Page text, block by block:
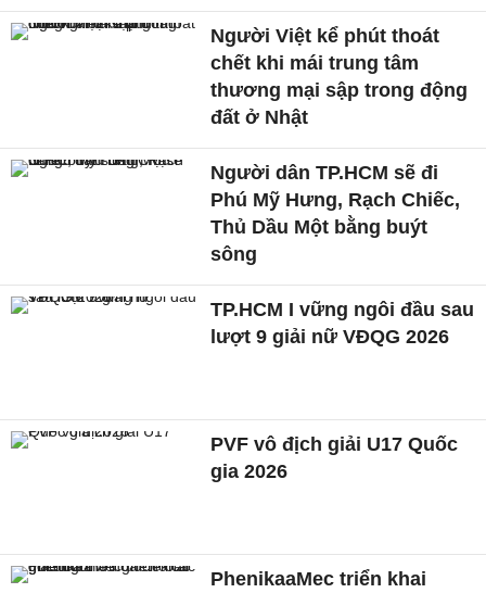
Người Việt kể phút thoát
chết khi mái trung tâm
thương mại sập trong động
đất ở Nhật
Người dân TP.HCM sẽ đi
Phú Mỹ Hưng, Rạch Chiếc,
Thủ Dầu Một bằng buýt
sông
TP.HCM I vững ngôi đầu sau
lượt 9 giải nữ VĐQG 2026
PVF vô địch giải U17 Quốc
gia 2026
PhenikaaMec triển khai